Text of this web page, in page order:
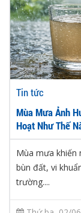
Tin tức
Mùa Mưa Ảnh
Hoạt Như Thế
Mùa mưa khiến
bùn đất, vi
trường....